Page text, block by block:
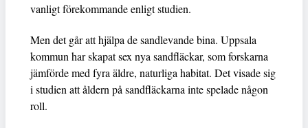
vanligt förekommande enligt studien.
Men det går att hjälpa de sandlevande bina. Uppsala
kommun har skapat sex nya sandfläckar, som forskarna
jämförde med fyra äldre, naturliga habitat. Det visade sig
i studien att åldern på sandfläckarna inte spelade någon
roll.